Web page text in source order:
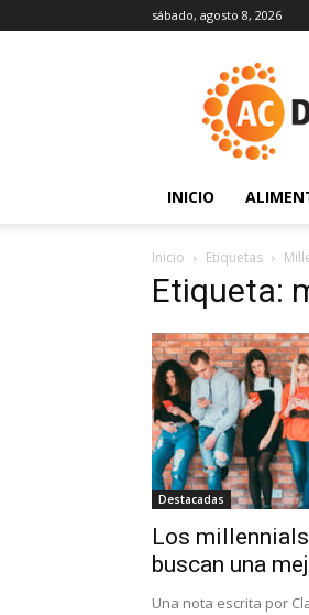
sábado, agosto 8, 2026
INICIO
Inicio Etiquetas
Etiqueta:
Destacadas
Los
buscan una
Una nota escrita por